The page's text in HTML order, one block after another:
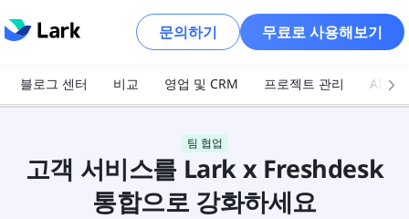
문의하기 무료로 사용해보기
블로그 센터 비교 영업 및 CRM 프로젝트 관리 AI 및
팀 협업
고객 서비스를 Lark x Freshdesk
통합으로 강화하세요